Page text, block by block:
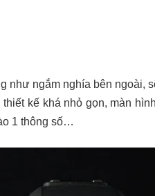
như ngắm nghía bên ngoài,
kế khá nhỏ gọn, màn
1 thông số…